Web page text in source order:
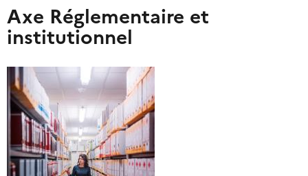
Axe Réglementaire et
institutionnel